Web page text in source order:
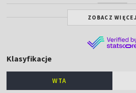
ZOBACZ WIĘCEJ
Klasyfikacje
WTA